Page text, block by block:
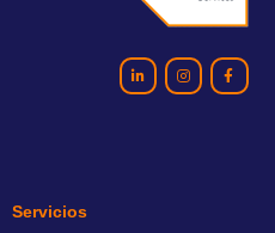
Servicios